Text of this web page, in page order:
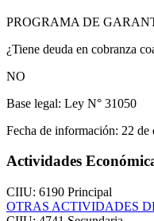
PROGRAMA DE
¿Tiene deuda en cobranza
NO
Base legal: Ley N° 31050
Fecha de información: 22 de
Actividades
CIIU: 6190 Principal
OTRAS ACTIVIDADES